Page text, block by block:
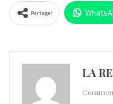
Partager
LA